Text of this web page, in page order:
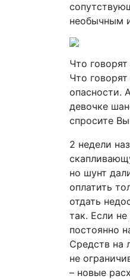
необычным
Что
Что
опасности.
девочке
спросите
2 недели
но шунт
оплатить
отдать
так. Если
постоянно
Средств на
не
– новые